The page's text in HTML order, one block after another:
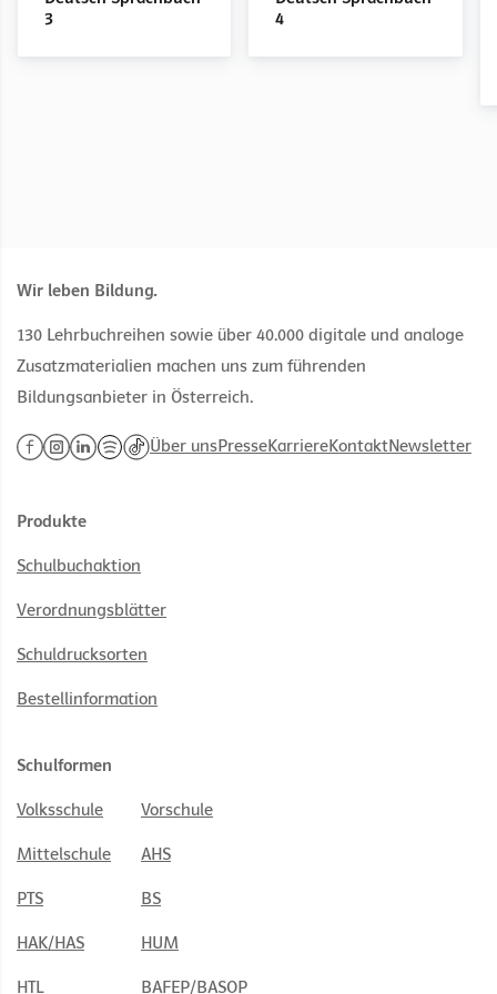
3
4
Arbeitsblätter zur
Arbeitsblätter zur
Materialien zur
Materialien zur
Wir leben Bildung.
130 Lehrbuchreihen sowie über 40.000 digitale und analoge
Zusatzmaterialien machen uns zum führenden
Bildungsanbieter in Österreich.
Über unsPresseKarriereKontaktNewsletter
Produkte
Schulbuchaktion
Verordnungsblätter
Schuldrucksorten
Bestellinformation
Schulformen
Volksschule Vorschule
Mittelschule AHS
PTS BS
HAK/HAS HUM
HTL BAFEP/BASOP